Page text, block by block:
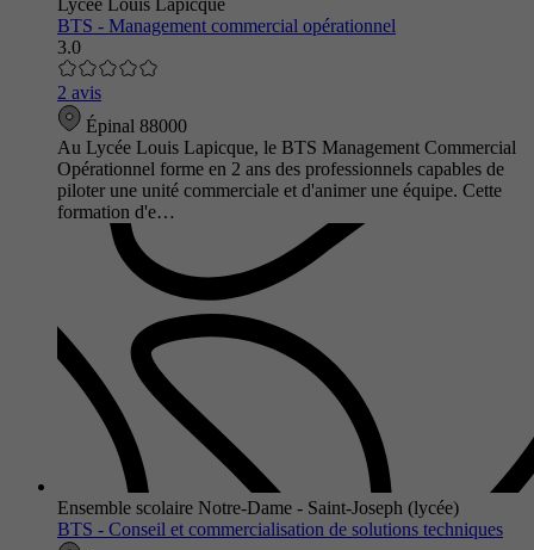
BTS - Management commercial opérationnel
3.0
2 avis
Épinal 88000
Au Lycée Louis Lapicque, le BTS Management Commercial
Opérationnel forme en 2 ans des professionnels capables de
piloter une unité commerciale et d'animer une équipe. Cette
formation d'e…
Ensemble scolaire Notre-Dame - Saint-Joseph (lycée)
BTS - Conseil et commercialisation de solutions techniques